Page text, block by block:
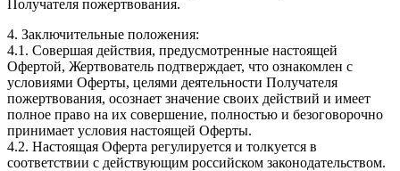
Получателя пожертвования.
4. Заключительные положения:
4.1. Совершая действия, предусмотренные настоящей
Офертой, Жертвователь подтверждает, что ознакомлен с
условиями Оферты, целями деятельности Получателя
пожертвования, осознает значение своих действий и имеет
полное право на их совершение, полностью и безоговорочно
принимает условия настоящей Оферты.
4.2. Настоящая Оферта регулируется и толкуется в
соответствии с действующим российском законодательством.